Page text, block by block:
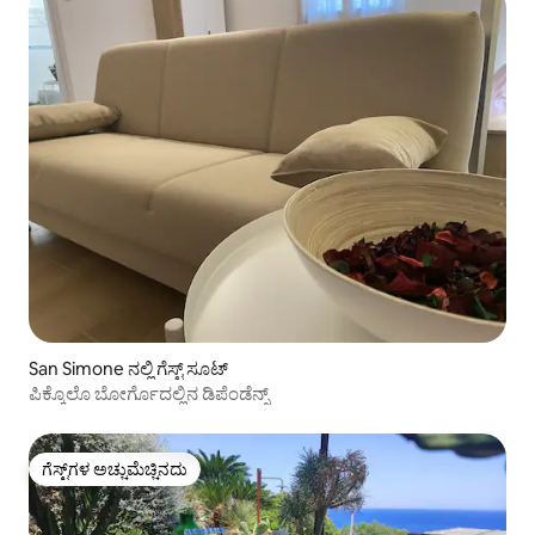
San Simone ನಲ್ಲಿ ಗೆಸ್ಟ್ ಸೂಟ್
ಪಿಕ್ಕೊಲೊ ಬೋರ್ಗೊದಲ್ಲಿನ ಡಿಪೆಂಡೆನ್ಸ್
ಗೆಸ್ಟ್‌ಗಳ ಅಚ್ಚುಮೆಚ್ಚಿನದು
ಗೆಸ್ಟ್‌ಗಳ ಅಚ್ಚುಮೆಚ್ಚಿನದು